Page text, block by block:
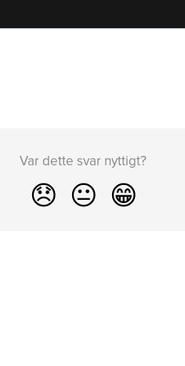
Var dette svar nyttigt?
😞 😐 😁